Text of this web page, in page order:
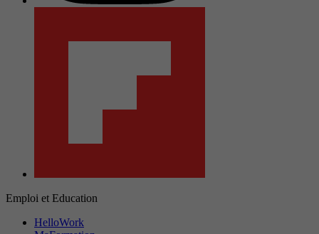
Emploi et Education
HelloWork